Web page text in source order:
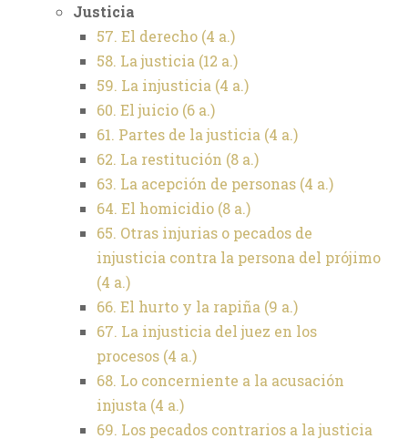
Justicia
57. El derecho (4 a.)
58. La justicia (12 a.)
59. La injusticia (4 a.)
60. El juicio (6 a.)
61. Partes de la justicia (4 a.)
62. La restitución (8 a.)
63. La acepción de personas (4 a.)
64. El homicidio (8 a.)
65. Otras injurias o pecados de
injusticia contra la persona del prójimo
(4 a.)
66. El hurto y la rapiña (9 a.)
67. La injusticia del juez en los
procesos (4 a.)
68. Lo concerniente a la acusación
injusta (4 a.)
69. Los pecados contrarios a la justicia